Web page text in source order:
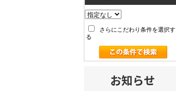
さらにこだわり条件を選択す
る
お知らせ